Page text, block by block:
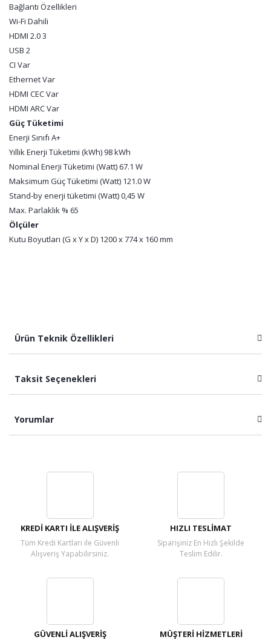
Bağlantı Özellikleri
Wi-Fi Dahili
HDMI 2.0 3
USB 2
CI Var
Ethernet Var
HDMI CEC Var
HDMI ARC Var
Güç Tüketimi
Enerji Sınıfı A+
Yıllık Enerji Tüketimi (kWh) 98 kWh
Nominal Enerji Tüketimi (Watt) 67.1 W
Maksimum Güç Tüketimi (Watt) 121.0 W
Stand-by enerji tüketimi (Watt) 0,45 W
Max. Parlaklık % 65
Ölçüler
Kutu Boyutları (G x Y x D) 1200 x 774 x 160 mm
Ürün Teknik Özellikleri
Taksit Seçenekleri
Yorumlar
KREDİ KARTI İLE ALIŞVERİŞ
Tüm Kredi Kartları ile Güvenli
Alışveriş Yapabilirsiniz.
HIZLI TESLİMAT
Siparişiniz En Hızlı Şekilde
Teslim Edilir.
GÜVENLİ ALIŞVERİŞ MÜŞTERİ HİZMETLERİ